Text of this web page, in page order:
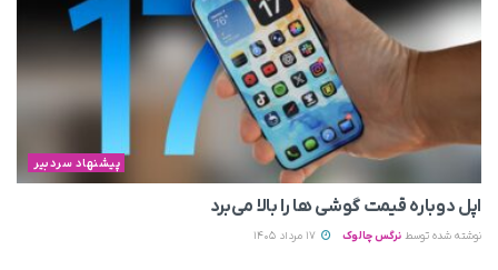
پیشنهاد سردبیر
اپل دوباره قیمت‌ گوشی ها را بالا می‌برد
نوشته شده توسط نرگس چالوک